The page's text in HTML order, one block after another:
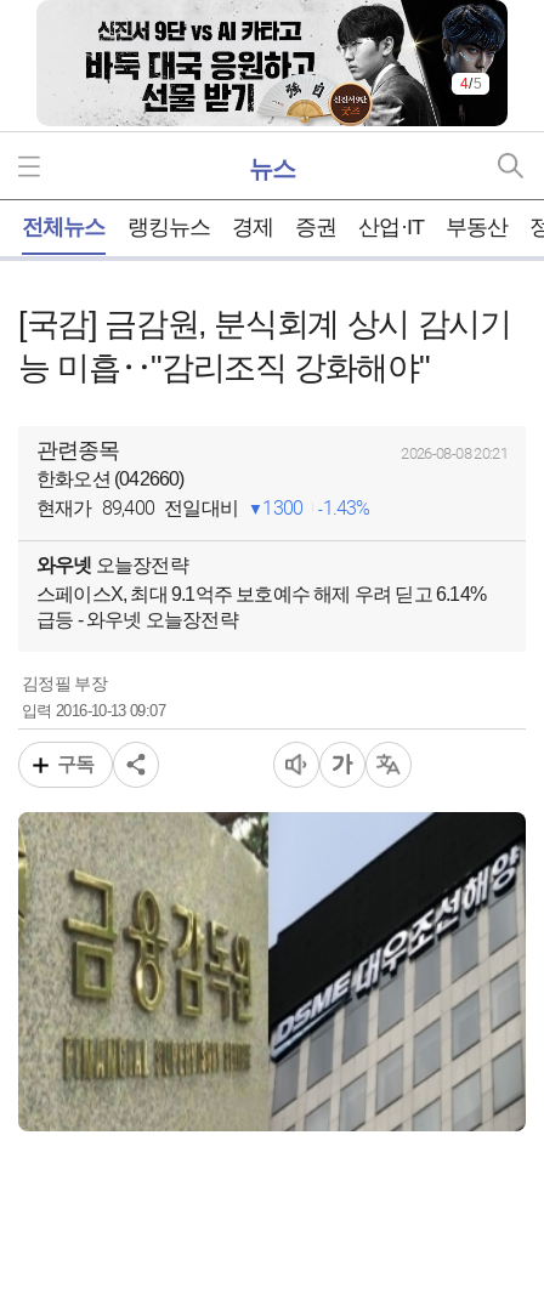
4/5
뉴스
전체뉴스 랭킹뉴스 경제 증권 산업·IT 부동산
[국감] 금감원, 분식회계 상시 감시기
능 미흡‥"감리조직 강화해야"
관련종목 2026-08-08 20:21
한화오션 (042660)
현재가 89,400 전일대비 1300 1.43%
와우넷 오늘장전략
스페이스X, 최대 9.1억주 보호예수 해제 우려 딛고 6.14%
급등 - 와우넷 오늘장전략
김정필 부장
입력2016-10-13 09:07
구독